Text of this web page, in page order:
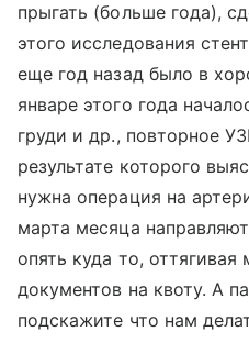
прыгать (больше года),
этого исследования
еще год назад было в
январе этого года
груди и др., повторное
результате которого
нужна операция на
марта месяца
опять куда то,
документов на квоту. А
подскажите что нам